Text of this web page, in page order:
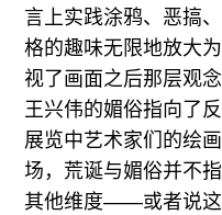
言上实践涂鸦、恶搞
格的趣味无限地放大
视了画面之后那层观
王兴伟的媚俗指向了
展览中艺术家们的绘
场，荒诞与媚俗并不
其他维度——或者说这